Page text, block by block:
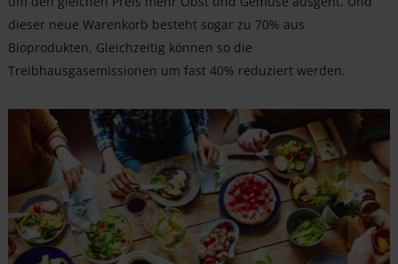
dieser neue Warenkorb besteht sogar zu 70% aus
Bioprodukten. Gleichzeitig können so die
Treibhausgasemissionen um fast 40% reduziert werden.